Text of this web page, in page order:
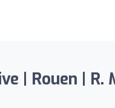
| Rouen | R.